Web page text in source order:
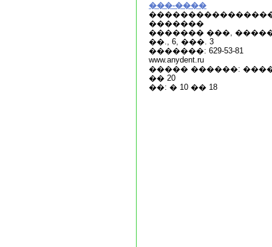
���-����
�������
������� ���,
��., 6, ���. 3
�������: 629-53-81
www.anydent.ru
����� ������: ����:
�� 20
��: � 10 �� 18